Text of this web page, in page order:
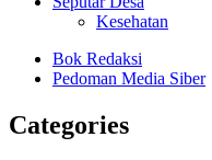
Kesehatan
Bok Redaksi
Pedoman Media Siber
Categories